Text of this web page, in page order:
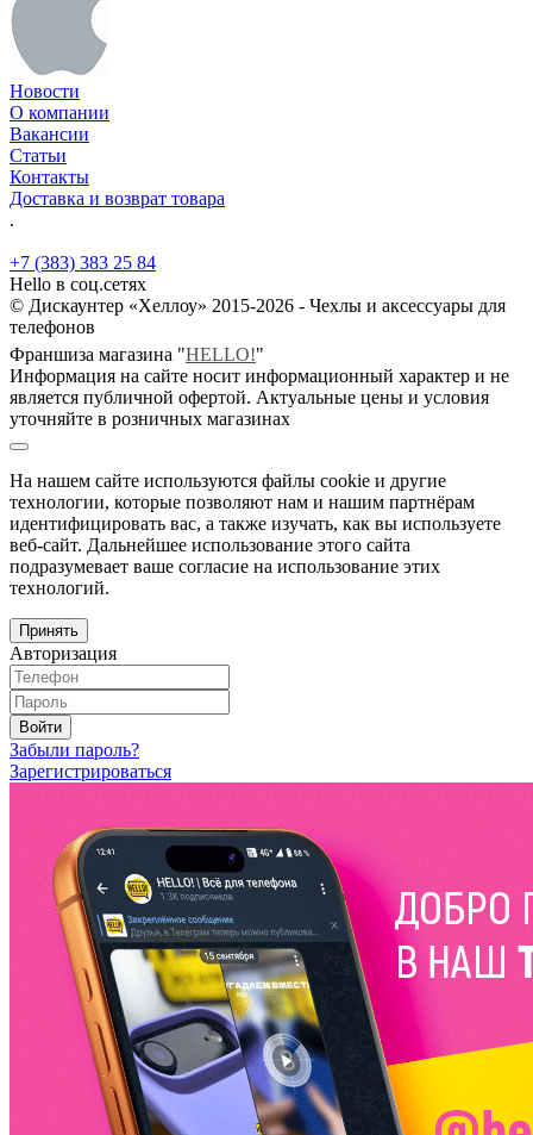
Новости
О компании
Вакансии
Статьи
Контакты
Доставка и возврат товара
.
+7 (383) 383 25 84
Hello в соц.сетях
© Дискаунтер «Хеллоу» 2015-2026 - Чехлы и аксессуары для
телефонов
Франшиза магазина "HELLO!"
Информация на сайте носит информационный характер и не
является публичной офертой. Актуальные цены и условия
уточняйте в розничных магазинах
На нашем сайте используются файлы cookie и другие
технологии, которые позволяют нам и нашим партнёрам
идентифицировать вас, а также изучать, как вы используете
веб-сайт. Дальнейшее использование этого сайта
подразумевает ваше согласие на использование этих
технологий.
Принять
Авторизация
Войти
Забыли пароль?
Зарегистрироваться